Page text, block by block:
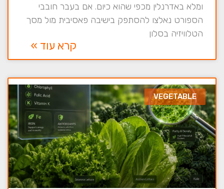
ומלא באדרנלין מכפי שהוא כיום. אם בעבר חובבי
הספורט נאלצו להסתפק בישיבה פאסיבית מול מסך
הטלוויזיה בסלון
קרא עוד »
VEGETABLE